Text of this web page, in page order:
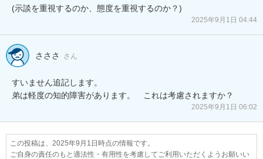
2025年9月1日 04:44
さささ さん
すいません追記します。
弟は軽度の知的障害があります。　これは考慮されますか？
2025年9月1日 06:02
この投稿は、2025年9月1日時点の情報です。
ご自身の責任のもと適法性・有用性を考慮してご利用いただくようお願いい